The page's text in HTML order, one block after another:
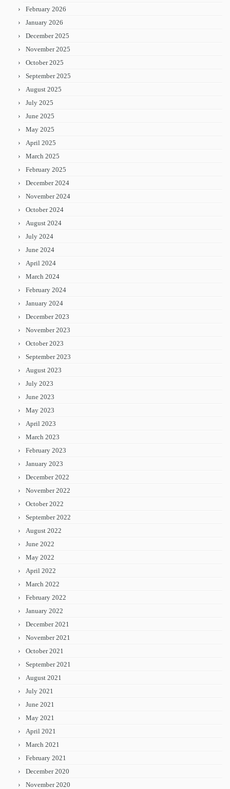
February 2026
January 2026
December 2025
November 2025
October 2025
September 2025
August 2025
July 2025
June 2025
May 2025
April 2025
March 2025
February 2025
December 2024
November 2024
October 2024
August 2024
July 2024
June 2024
April 2024
March 2024
February 2024
January 2024
December 2023
November 2023
October 2023
September 2023
August 2023
July 2023
June 2023
May 2023
April 2023
March 2023
February 2023
January 2023
December 2022
November 2022
October 2022
September 2022
August 2022
June 2022
May 2022
April 2022
March 2022
February 2022
January 2022
December 2021
November 2021
October 2021
September 2021
August 2021
July 2021
June 2021
May 2021
April 2021
March 2021
February 2021
December 2020
November 2020